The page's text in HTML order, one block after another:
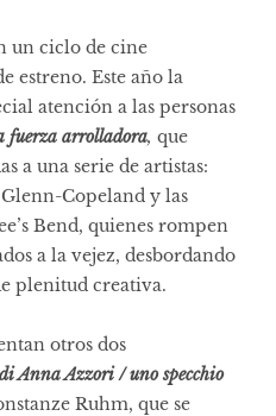
un ciclo de cine
estreno. Este año la
atención a las personas
fuerza arrolladora, que
a una serie de artistas:
Copeland y las
Bend, quienes rompen
a la vejez, desbordando
plenitud creativa.
otros dos
Anna Azzori / uno specchio
Ruhm, que se